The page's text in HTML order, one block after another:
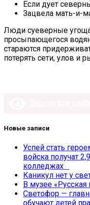
Если дует
Зацвела мать-и-
Люди суеверные
просыпающегося
стараются
потерять сети, улов и
Новые записи
Успей стать
войска получат
колледжах
Каникул нет у
В музее «Русская
Светофор —
обучают детей